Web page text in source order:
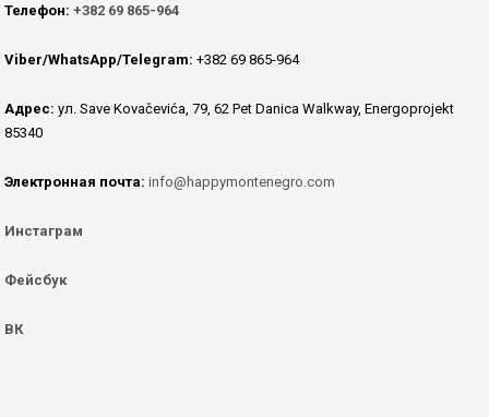
Телефон: +382 69 865-964
Viber/WhatsApp/Telegram: +382 69 865-964
Адрес: ул. Save Kovačevića, 79, 62 Pet Danica Walkway, Energoprojekt
85340
Электронная почта: info@happymontenegro.com
Инстаграм
Фейсбук
ВК